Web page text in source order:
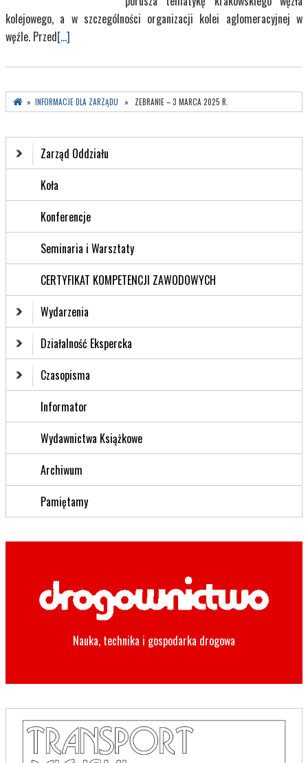
kolejowego, a w szczególności organizacji kolei aglomeracyjnej w
węźle. Przed[...]
» INFORMACJE DLA ZARZĄDU » ZEBRANIE – 3 MARCA 2025 R.
Zarząd Oddziału
Koła
Konferencje
Seminaria i Warsztaty
CERTYFIKAT KOMPETENCJI ZAWODOWYCH
Wydarzenia
Działalność Ekspercka
Czasopisma
Informator
Wydawnictwa Książkowe
Archiwum
Pamiętamy
Nauka, technika i gospodarka drogowa